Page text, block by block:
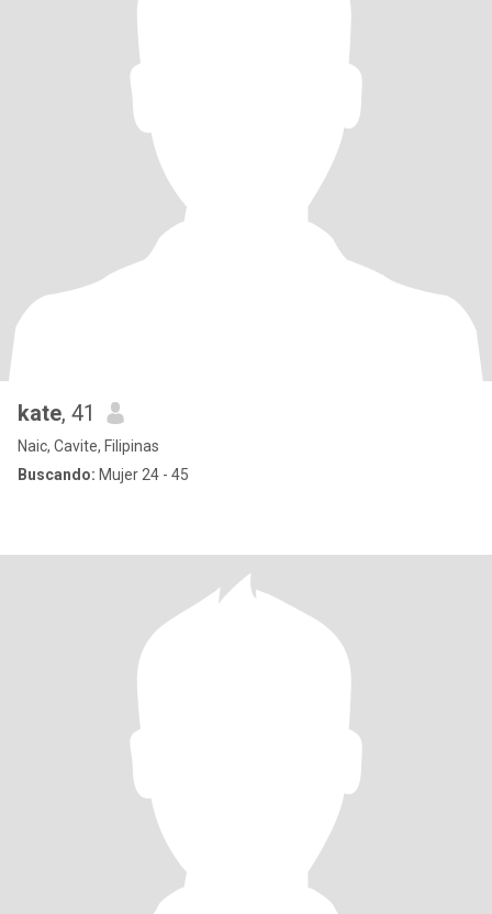
kate, 41
Naic, Cavite, Filipinas
Buscando: Mujer 24 - 45